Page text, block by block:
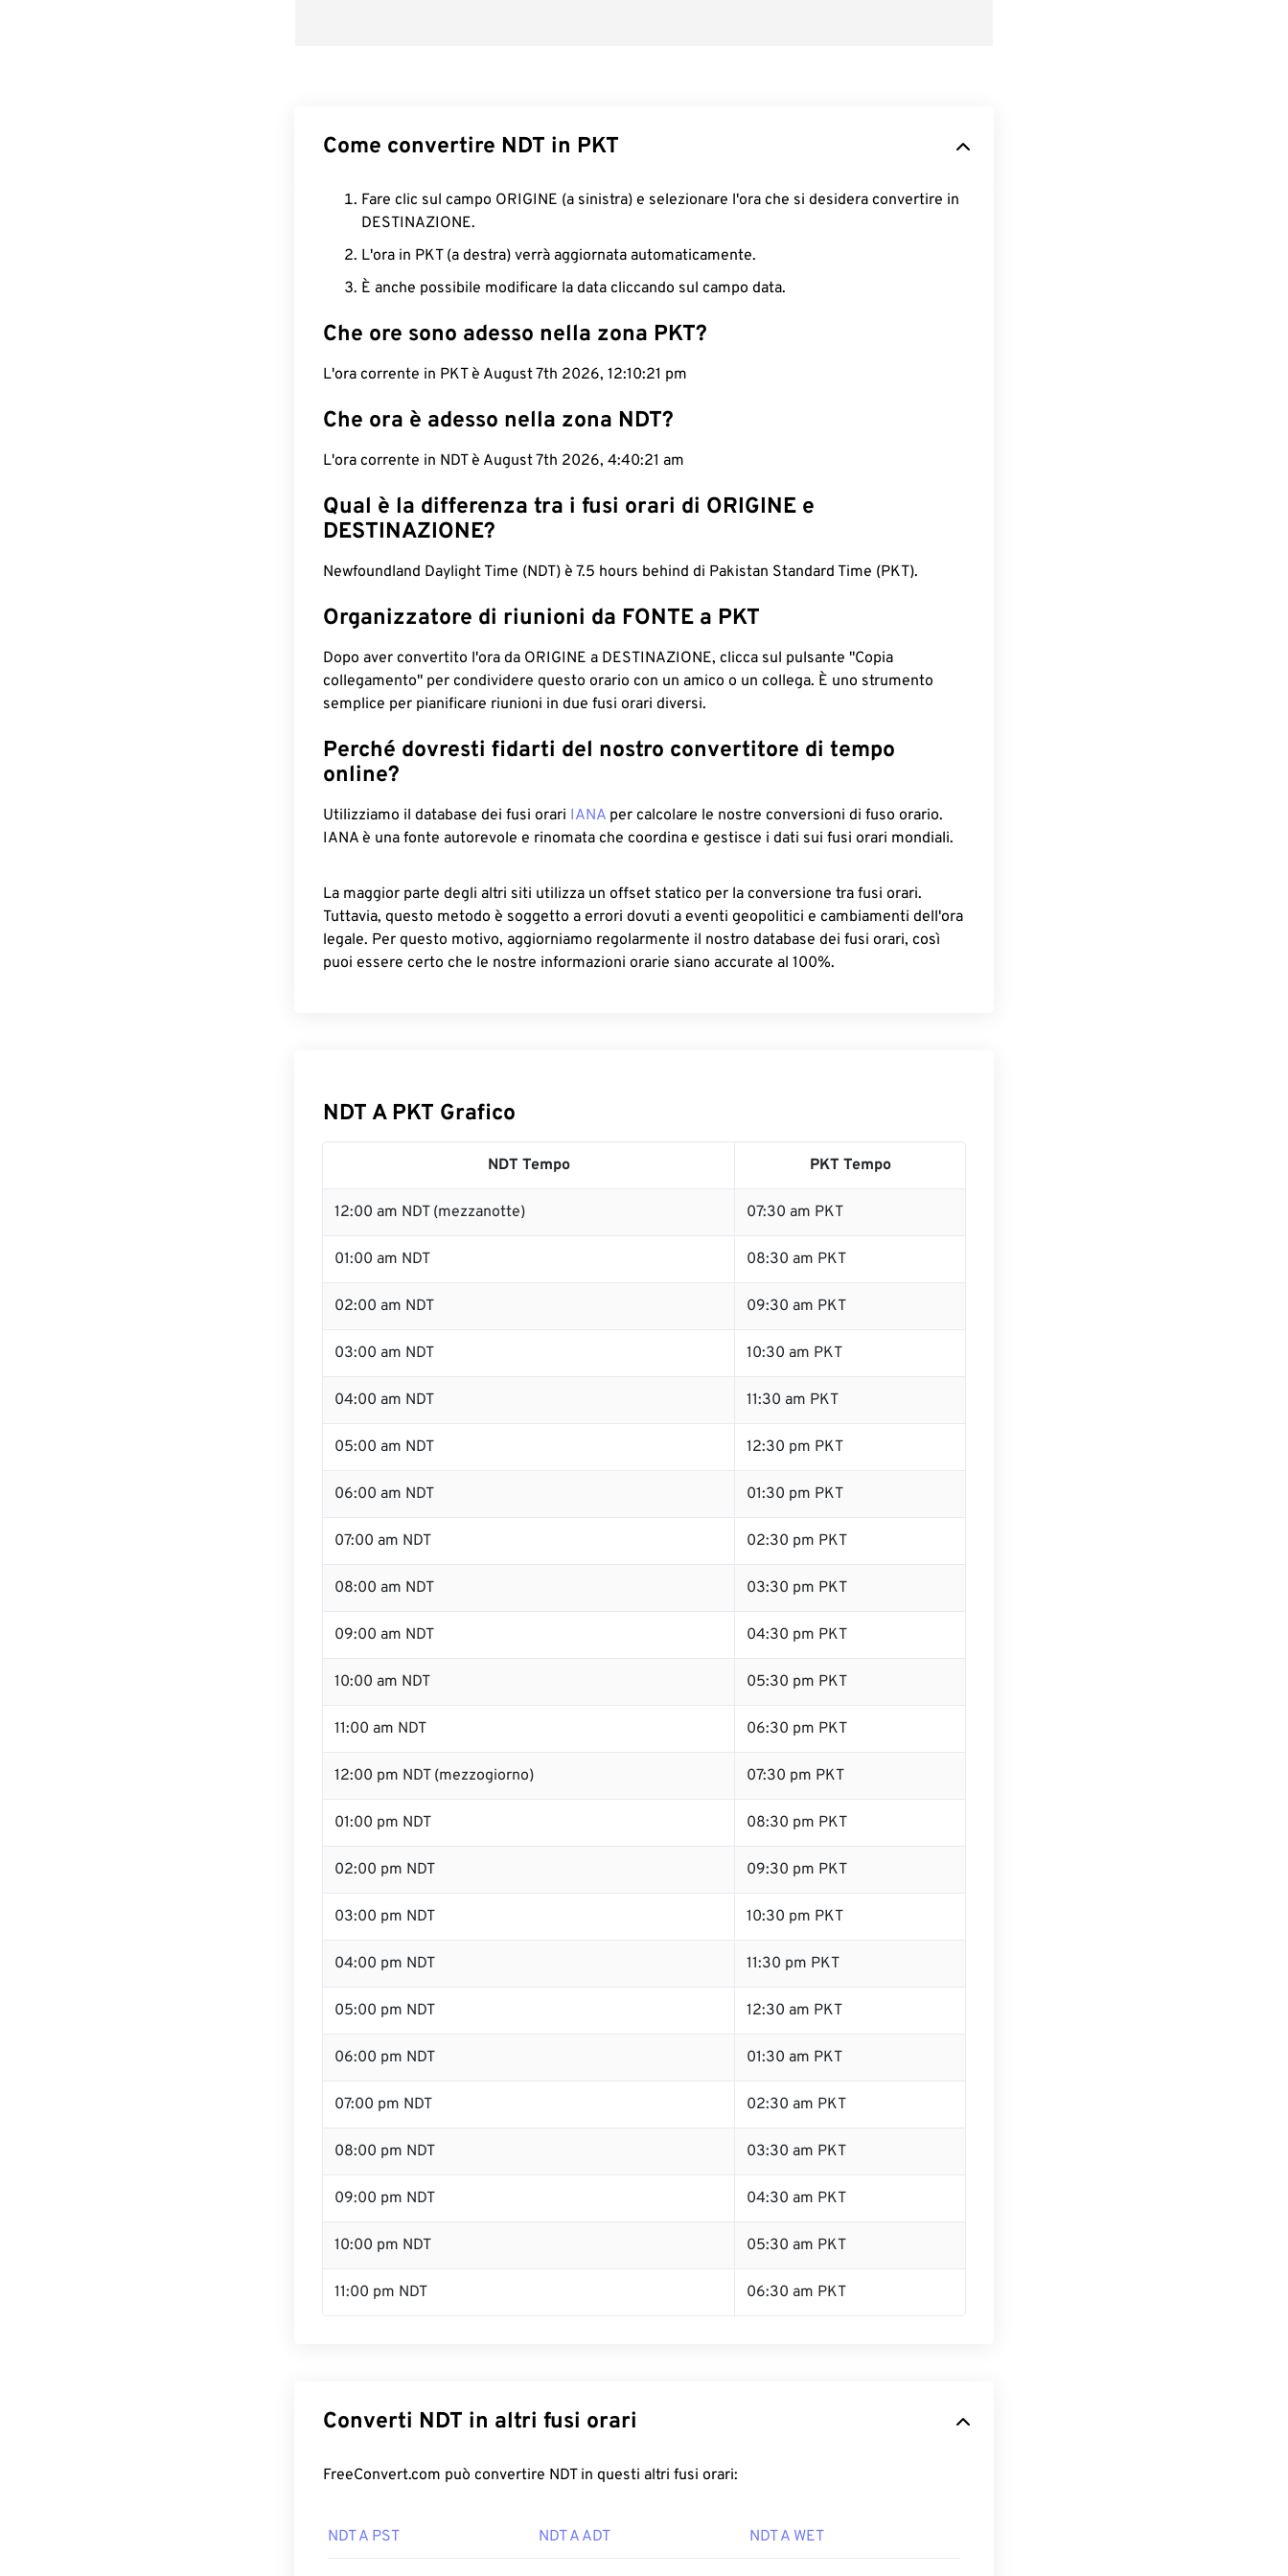
Come convertire NDT in PKT
Fare clic sul campo ORIGINE (a sinistra) e selezionare l'ora che si desidera convertire in
DESTINAZIONE.
L'ora in PKT (a destra) verrà aggiornata automaticamente.
È anche possibile modificare la data cliccando sul campo data.
Che ore sono adesso nella zona PKT?
L'ora corrente in PKT è August 7th 2026, 12:10:22 pm
Che ora è adesso nella zona NDT?
L'ora corrente in NDT è August 7th 2026, 4:40:22 am
Qual è la differenza tra i fusi orari di ORIGINE e
DESTINAZIONE?
Newfoundland Daylight Time (NDT) è 7.5 hours behind di Pakistan Standard Time (PKT).
Organizzatore di riunioni da FONTE a PKT
Dopo aver convertito l'ora da ORIGINE a DESTINAZIONE, clicca sul pulsante "Copia
collegamento" per condividere questo orario con un amico o un collega. È uno strumento
semplice per pianificare riunioni in due fusi orari diversi.
Perché dovresti fidarti del nostro convertitore di tempo
online?
Utilizziamo il database dei fusi orari IANA per calcolare le nostre conversioni di fuso orario.
IANA è una fonte autorevole e rinomata che coordina e gestisce i dati sui fusi orari mondiali.
La maggior parte degli altri siti utilizza un offset statico per la conversione tra fusi orari.
Tuttavia, questo metodo è soggetto a errori dovuti a eventi geopolitici e cambiamenti dell'ora
legale. Per questo motivo, aggiorniamo regolarmente il nostro database dei fusi orari, così
puoi essere certo che le nostre informazioni orarie siano accurate al 100%.
NDT A PKT Grafico
NDT Tempo PKT Tempo
12:00 am NDT (mezzanotte) 07:30 am PKT
01:00 am NDT 08:30 am PKT
02:00 am NDT 09:30 am PKT
03:00 am NDT 10:30 am PKT
04:00 am NDT 11:30 am PKT
05:00 am NDT 12:30 pm PKT
06:00 am NDT 01:30 pm PKT
07:00 am NDT 02:30 pm PKT
08:00 am NDT 03:30 pm PKT
09:00 am NDT 04:30 pm PKT
10:00 am NDT 05:30 pm PKT
11:00 am NDT 06:30 pm PKT
12:00 pm NDT (mezzogiorno) 07:30 pm PKT
01:00 pm NDT 08:30 pm PKT
02:00 pm NDT 09:30 pm PKT
03:00 pm NDT 10:30 pm PKT
04:00 pm NDT 11:30 pm PKT
05:00 pm NDT 12:30 am PKT
06:00 pm NDT 01:30 am PKT
07:00 pm NDT 02:30 am PKT
08:00 pm NDT 03:30 am PKT
09:00 pm NDT 04:30 am PKT
10:00 pm NDT 05:30 am PKT
11:00 pm NDT 06:30 am PKT
Converti NDT in altri fusi orari
FreeConvert.com può convertire NDT in questi altri fusi orari:
NDT A PST NDT A ADT NDT A WET